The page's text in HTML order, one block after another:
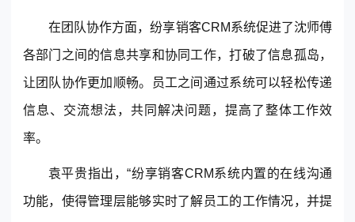
在团队协作方面，纷享销客CRM系统促进了沈师傅
各部门之间的信息共享和协同工作，打破了信息孤岛，
让团队协作更加顺畅。员工之间通过系统可以轻松传递
信息、交流想法，共同解决问题，提高了整体工作效
率。
袁平贵指出，“纷享销客CRM系统内置的在线沟通
功能，使得管理层能够实时了解员工的工作情况，并提